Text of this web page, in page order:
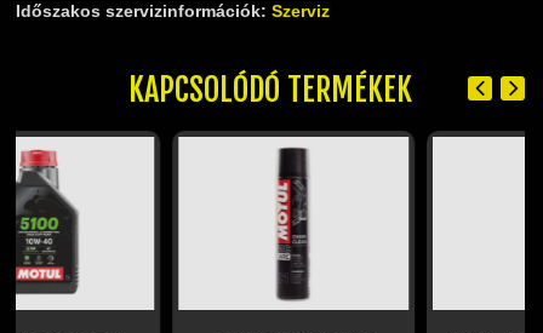
Időszakos szervizinformációk: Szerviz
KAPCSOLÓDÓ TERMÉKEK